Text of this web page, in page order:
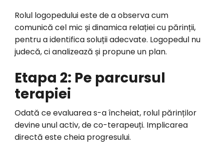
Rolul logopedului este de a observa cum
comunică cel mic și dinamica relației cu părinții,
pentru a identifica soluții adecvate. Logopedul nu
judecă, ci analizează și propune un plan.
Etapa 2: Pe parcursul
terapiei
Odată ce evaluarea s-a încheiat, rolul părinților
devine unul activ, de co-terapeuți. Implicarea
directă este cheia progresului.